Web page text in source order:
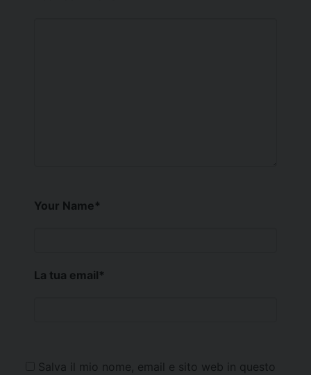
Your Name*
La tua email*
Salva il mio nome, email e sito web in questo